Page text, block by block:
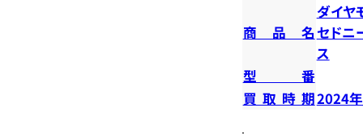
商品名
ダイ
セド
ス
型番
買取時期2024